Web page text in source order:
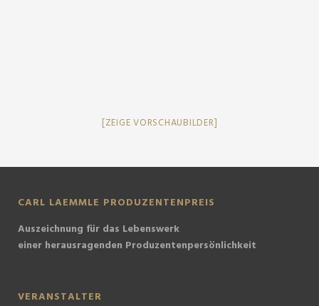
[ZEIGE VORSCHAUBILDER]
CARL LAEMMLE PRODUZENTENPREIS
Auszeichnung für das Lebenswerk
einer herausragenden Produzentenpersönlichkeit
VERANSTALTER